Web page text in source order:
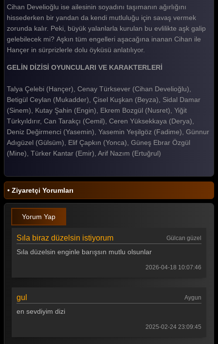
Gelin 190. Bölüm
Gelin 189. Bölüm
Gelin 188. Bölüm
Gelin 187. Bölüm
Gelin 186. Bölüm
Gelin 185. Bölüm
Gelin 184. Bölüm
Gelin 183. Bölüm
Gelin 182. Bölüm
Gelin 181. Bölüm
Gelin 180. Bölüm
Gelin 173. Bölüm
Cihan Develioğlu ise ailesinin soyadını taşımanın ağırlığını
hissederken bir yandan da kendi mutluluğu için savaş vermek
zorunda kalır. Peki, büyük yalanlarla kurulan bu evlilikte aşk galip
gelebilecek mi? Aşkın tüm engelleri aşacağına inanan Cihan ile
Hançer in sürprizlerle dolu öyküsü anlatılıyor.
GELİN DİZİSİ OYUNCULARI VE KARAKTERLERİ
Talya Çelebi (Hançer), Cenay Türksever (Cihan Develioğlu),
Betigül Ceylan (Mukadder), Çisel Kuşkan (Beyza), Sidal Damar
(Sinem), Kutay Şahin (Engin), Ekrem Bozgül (Nusret), Yiğit
Türkyıldırır, Can Tarakçı (Cemil), Ceren Yüksekkaya (Derya),
Deniz Değirmenci (Yasemin), Yasemin Yeşilgöz (Fadime), Günnur
Adıgüzel (Gülsüm), Elif Çapkın (Yonca), Güneş Ebrar Özgül
(Mine), Türker Kantar (Emir), Arif Nazım (Ertuğrul)
• Ziyaretçi Yorumları
Yorum Yap
Sıla biraz düzelsin istiyorum Gülcan güzel
Sıla düzelsin enginle barışsın mutlu olsunlar
2026-04-18 10:07:46
gul Aygun
en sevdiyim dizi
2025-02-24 23:09:45